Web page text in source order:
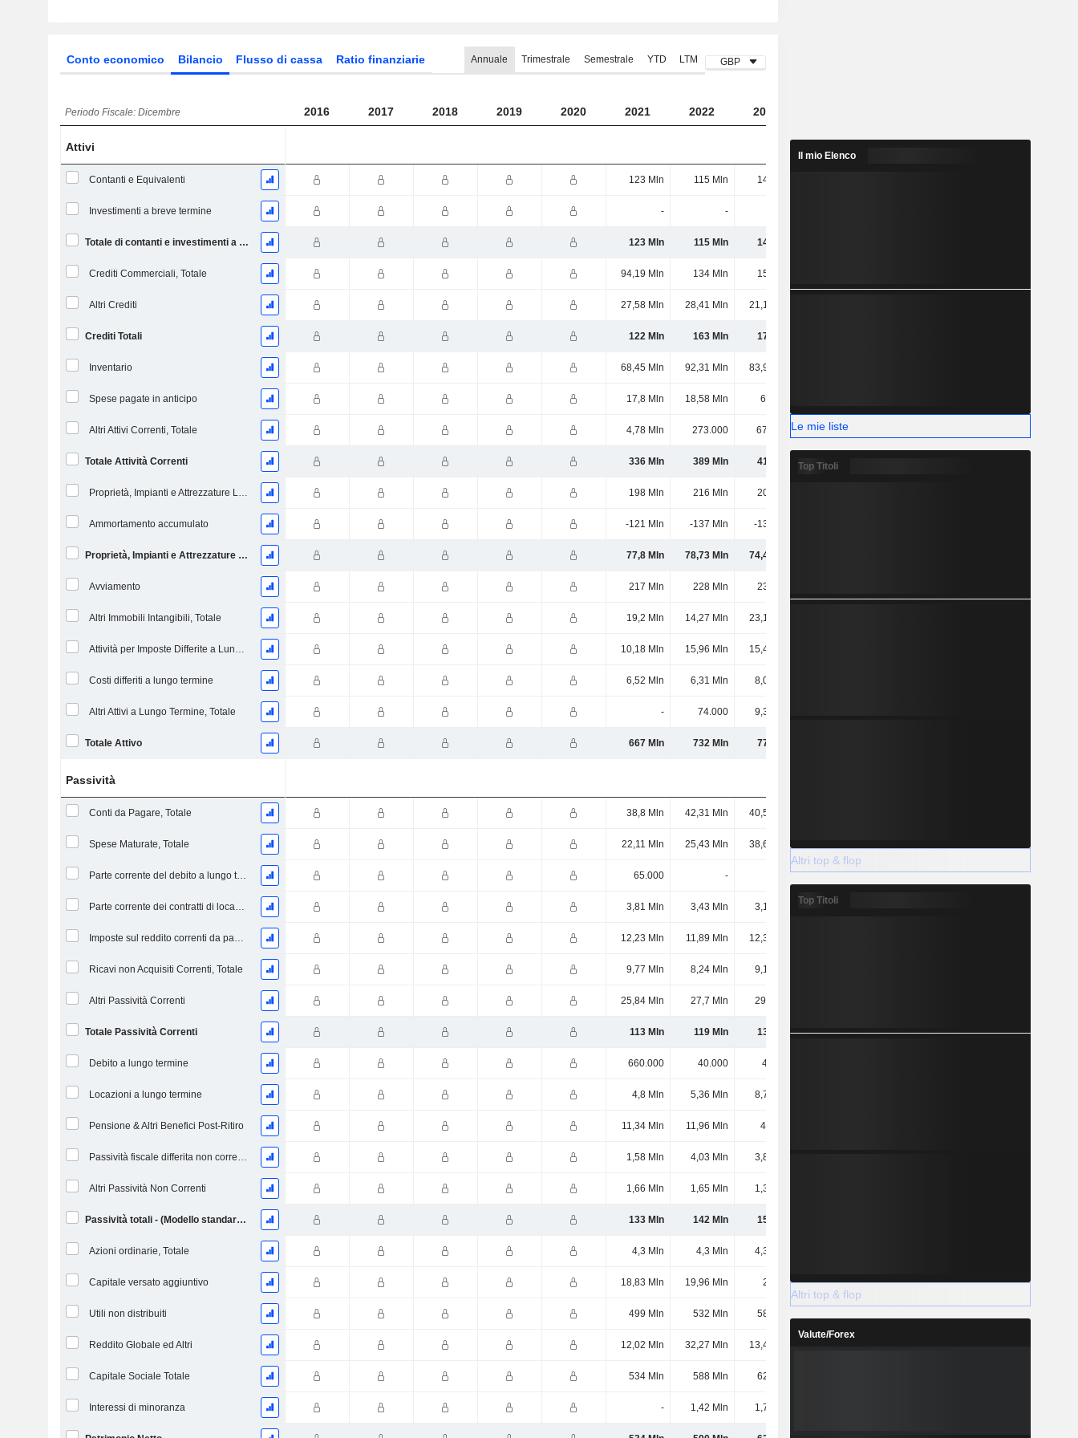
Conto economico Bilancio Flusso di cassa Ratio finanziarie Annuale Trimestrale Semestrale YTD LTM GBP
Periodo Fiscale: Dicembre 2016 2017 2018 2019 2020 2021 2022 2023
Attivi
Contanti e Equivalenti 123 Mln 115 Mln 146 Mln
Investimenti a breve termine - -
Totale di contanti e investimenti a breve termine 123 Mln 115 Mln 146 Mln
Crediti Commerciali, Totale 94,19 Mln 134 Mln 153 Mln
Altri Crediti 27,58 Mln 28,41 Mln 21,19 Mln
Crediti Totali 122 Mln 163 Mln 174 Mln
Inventario 68,45 Mln 92,31 Mln 83,96 Mln
Spese pagate in anticipo 17,8 Mln 18,58 Mln 6,7 Mln
Altri Attivi Correnti, Totale 4,78 Mln 273.000 673.000 929.000
Totale Attività Correnti 336 Mln 389 Mln 412 Mln 412 Mln
Proprietà, Impianti e Attrezzature Lordi 198 Mln 216 Mln 207 Mln
Ammortamento accumulato -121 Mln -137 Mln -133 Mln
Proprietà, Impianti e Attrezzature Nette 77,8 Mln 78,73 Mln 74,41 Mln
Avviamento 217 Mln 228 Mln 232 Mln
Altri Immobili Intangibili, Totale 19,2 Mln 14,27 Mln 23,12 Mln
Attività per Imposte Differite a Lungo Termine 10,18 Mln 15,96 Mln 15,45 Mln
Costi differiti a lungo termine 6,52 Mln 6,31 Mln 8,01 Mln
Altri Attivi a Lungo Termine, Totale - 74.000 9,35 Mln
Totale Attivo 667 Mln 732 Mln 774 Mln
Passività
Conti da Pagare, Totale 38,8 Mln 42,31 Mln 40,58 Mln
Spese Maturate, Totale 22,11 Mln 25,43 Mln 38,66 Mln
Parte corrente del debito a lungo termine 65.000 - - - -
Parte corrente dei contratti di locazione 3,81 Mln 3,43 Mln 3,13 Mln 4,33 Mln
Imposte sul reddito correnti da pagare 12,23 Mln 11,89 Mln 12,39 Mln
Ricavi non Acquisiti Correnti, Totale 9,77 Mln 8,24 Mln 9,14 Mln
Altri Passività Correnti 25,84 Mln 27,7 Mln 29,3 Mln
Totale Passività Correnti 113 Mln 119 Mln 133 Mln 148 Mln 170 Mln
Debito a lungo termine 660.000 40.000 40.000
Locazioni a lungo termine 4,8 Mln 5,36 Mln 8,79 Mln
Pensione & Altri Benefici Post-Ritiro 11,34 Mln 11,96 Mln 4,2 Mln
Passività fiscale differita non corrente 1,58 Mln 4,03 Mln 3,87 Mln
Altri Passività Non Correnti 1,66 Mln 1,65 Mln 1,39 Mln
Passività totali - (Modello standard / utilitario) 133 Mln 142 Mln 151 Mln
Azioni ordinarie, Totale 4,3 Mln 4,3 Mln 4,31 Mln
Capitale versato aggiuntivo 18,83 Mln 19,96 Mln 21 Mln 21,84 Mln 23,4 Mln
Utili non distribuiti 499 Mln 532 Mln 582 Mln
Reddito Globale ed Altri 12,02 Mln 32,27 Mln 13,46 Mln
Capitale Sociale Totale 534 Mln 588 Mln 621 Mln
Interessi di minoranza - 1,42 Mln 1,71 Mln
Il mio Elenco
Le mie liste
Top Titoli
Altri top & flop
Top Titoli
Altri top & flop
Valute/Forex